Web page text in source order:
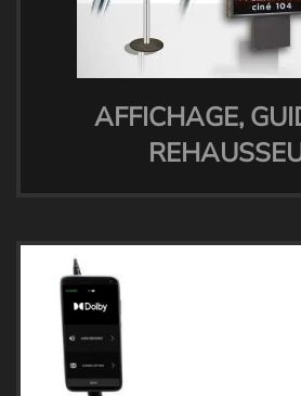
AFFICHAGE,